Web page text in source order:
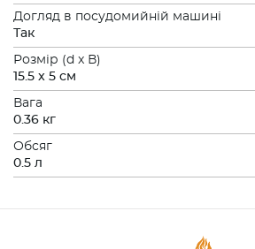
Догляд в посудомийній машині
Так
Розмiр (d x В)
15.5 x 5 см
Вага
0.36 кг
Обсяг
0.5 л